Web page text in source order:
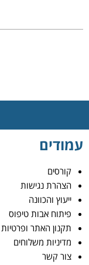
עמודים
קורסים
הצהרת נגישות
ייעוץ והכוונה
פיתוח אבות טיפוס
תקנון האתר ופרטיות
מדיניות משלוחים
צור קשר